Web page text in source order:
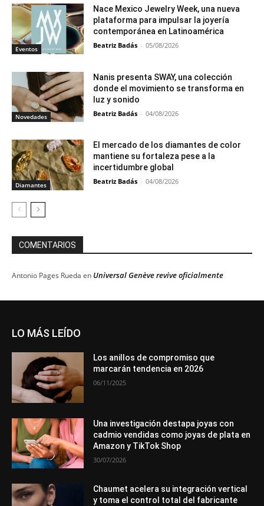
Eventos
Nace Mexico Jewelry Week, una nueva
plataforma para impulsar la joyería
contemporánea en Latinoamérica
Beatriz Badás - 05/08/2026
Novedades
Nanis presenta SWAY, una colección
donde el movimiento se transforma en
luz y sonido
Beatriz Badás - 04/08/2026
Diamantes
El mercado de los diamantes de color
mantiene su fortaleza pese a la
incertidumbre global
Beatriz Badás - 04/08/2026
COMENTARIOS
Antonio Pages Rueda en Universal Genève revive oficialmente
LO MÁS LEÍDO
Los anillos de compromiso que
marcarán tendencia en 2026
06/11/2025
Una investigación destapa joyas con
cadmio vendidas como joyas de plata en
Amazon y TikTok Shop
30/07/2026
Chaumet acelera su integración vertical
y toma el control total del fabricante